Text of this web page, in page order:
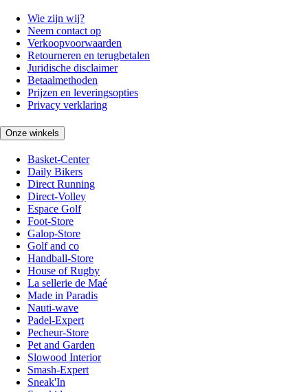
Wie zijn wij?
Neem contact op
Verkoopvoorwaarden
Retourneren en terugbetalen
Juridische disclaimer
Betaalmethoden
Prijzen en leveringsopties
Privacy verklaring
Onze winkels
Basket-Center
Daily Bikers
Direct Running
Direct-Volley
Espace Golf
Foot-Store
Galop-Store
Golf and co
Handball-Store
House of Rugby
La sellerie de Maé
Made in Paradis
Nauti-wave
Padel-Expert
Pecheur-Store
Pet and Garden
Slowood Interior
Smash-Expert
Sneak'In